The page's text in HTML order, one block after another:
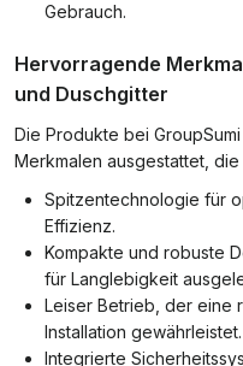
Gebrauch.
Hervorragende
und Duschgitter
Die Produkte bei
Merkmalen ausgestattet,
Spitzentechnologie für
Effizienz.
Kompakte und robuste
für Langlebigkeit
Leiser Betrieb, der eine
Installation gewährleistet.
Integrierte